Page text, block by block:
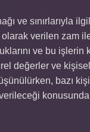
ve sınırlarıyla
verilen zam
ve bu işlerin
değerler ve
bazı